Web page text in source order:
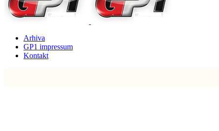
Arhiva
GP1 impressum
Kontakt